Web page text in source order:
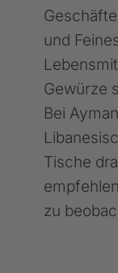
und
Gewürze
Bei
Tische
zu